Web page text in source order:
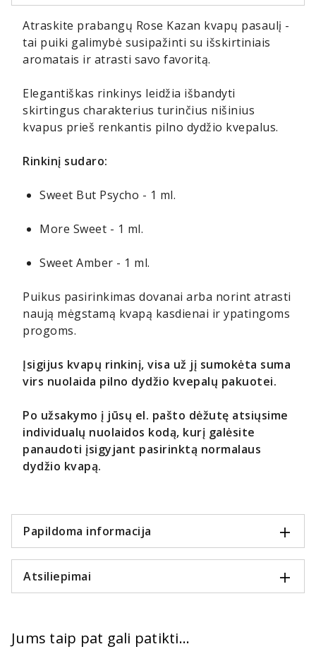
Atraskite prabangų Rose Kazan kvapų pasaulį -
tai puiki galimybė susipažinti su išskirtiniais
aromatais ir atrasti savo favoritą.
Elegantiškas rinkinys leidžia išbandyti
skirtingus charakterius turinčius nišinius
kvapus prieš renkantis pilno dydžio kvepalus.
Rinkinį sudaro:
Sweet But Psycho - 1 ml.
More Sweet - 1 ml.
Sweet Amber - 1 ml.
Puikus pasirinkimas dovanai arba norint atrasti
naują mėgstamą kvapą kasdienai ir ypatingoms
progoms.
Įsigijus kvapų rinkinį, visa už jį sumokėta suma
virs nuolaida pilno dydžio kvepalų pakuotei.
Po užsakymo į jūsų el. pašto dėžutę atsiųsime
individualų nuolaidos kodą, kurį galėsite
panaudoti įsigyjant pasirinktą normalaus
dydžio kvapą.
Papildoma informacija
Atsiliepimai
Jums taip pat gali patikti...